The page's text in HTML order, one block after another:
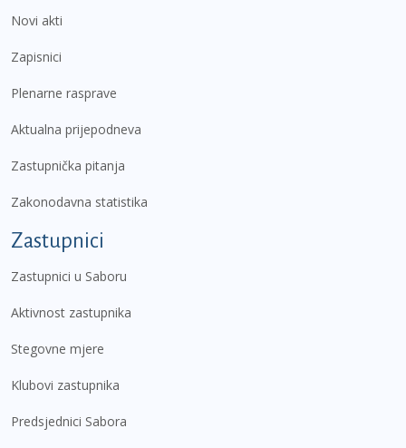
Novi akti
Zapisnici
Plenarne rasprave
Aktualna prijepodneva
Zastupnička pitanja
Zakonodavna statistika
Zastupnici
Zastupnici u Saboru
Aktivnost zastupnika
Stegovne mjere
Klubovi zastupnika
Predsjednici Sabora